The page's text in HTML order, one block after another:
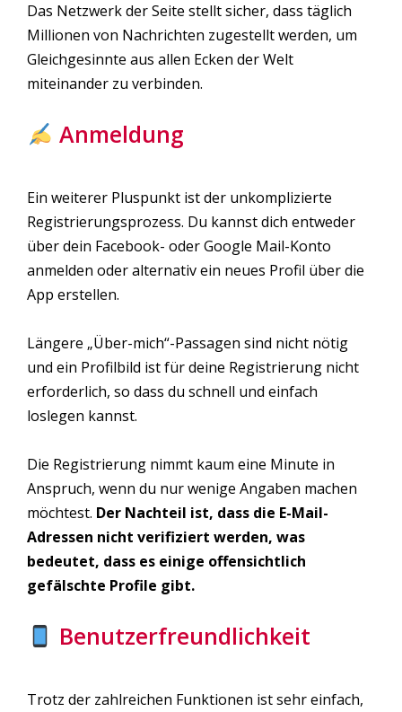
Das Netzwerk der Seite stellt sicher, dass täglich
Millionen von Nachrichten zugestellt werden, um
Gleichgesinnte aus allen Ecken der Welt
miteinander zu verbinden.
Anmeldung
Ein weiterer Pluspunkt ist der unkomplizierte
Registrierungsprozess. Du kannst dich entweder
über dein Facebook- oder Google Mail-Konto
anmelden oder alternativ ein neues Profil über die
App erstellen.
Längere „Über-mich“-Passagen sind nicht nötig
und ein Profilbild ist für deine Registrierung nicht
erforderlich, so dass du schnell und einfach
loslegen kannst.
Die Registrierung nimmt kaum eine Minute in
Anspruch, wenn du nur wenige Angaben machen
möchtest. Der Nachteil ist, dass die E-Mail-
Adressen nicht verifiziert werden, was
bedeutet, dass es einige offensichtlich
gefälschte Profile gibt.
Benutzerfreundlichkeit
Trotz der zahlreichen Funktionen ist sehr einfach,